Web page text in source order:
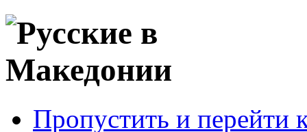
Пропустить и перейти